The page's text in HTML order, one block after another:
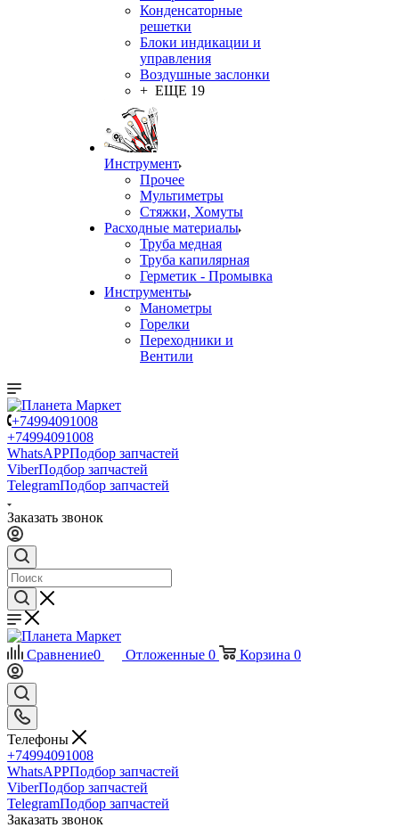
Конденсаторные
решетки
Блоки индикации и
управления
Воздушные заслонки
+ ЕЩЕ 19
Инструмент
Прочее
Мультиметры
Стяжки, Хомуты
Расходные материалы
Труба медная
Труба капилярная
Герметик - Промывка
Инструменты
Манометры
Горелки
Переходники и
Вентили
+74994091008
+74994091008
WhatsAPPПодбор запчастей
ViberПодбор запчастей
TelegramПодбор запчастей
Заказать звонок
Сравнение0 Отложенные 0 Корзина 0
Телефоны
+74994091008
WhatsAPPПодбор запчастей
ViberПодбор запчастей
TelegramПодбор запчастей
Заказать звонок